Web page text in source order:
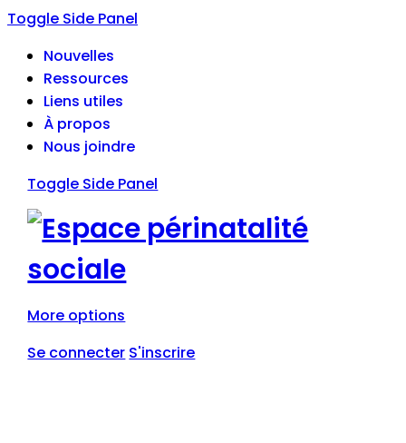
Toggle Side Panel
Nouvelles
Ressources
Liens utiles
À propos
Nous joindre
Toggle Side Panel
More options
Se connecter S'inscrire